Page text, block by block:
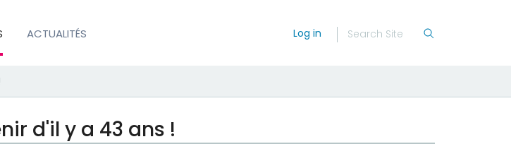
ACTUALITÉS Log in
d'il y a 43 ans !